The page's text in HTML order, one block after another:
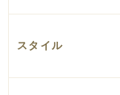
スタイル